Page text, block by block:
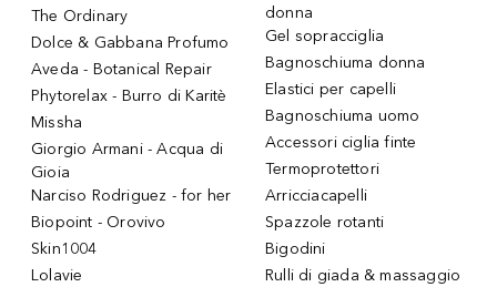
The Ordinary
Dolce & Gabbana Profumo
Aveda - Botanical Repair
Phytorelax - Burro di Karitè
Missha
Giorgio Armani - Acqua di
Gioia
Narciso Rodriguez - for her
Biopoint - Orovivo
Skin1004
Lolavie
donna
Gel sopracciglia
Bagnoschiuma donna
Elastici per capelli
Bagnoschiuma uomo
Accessori ciglia finte
Termoprotettori
Arricciacapelli
Spazzole rotanti
Bigodini
Rulli di giada & massaggio